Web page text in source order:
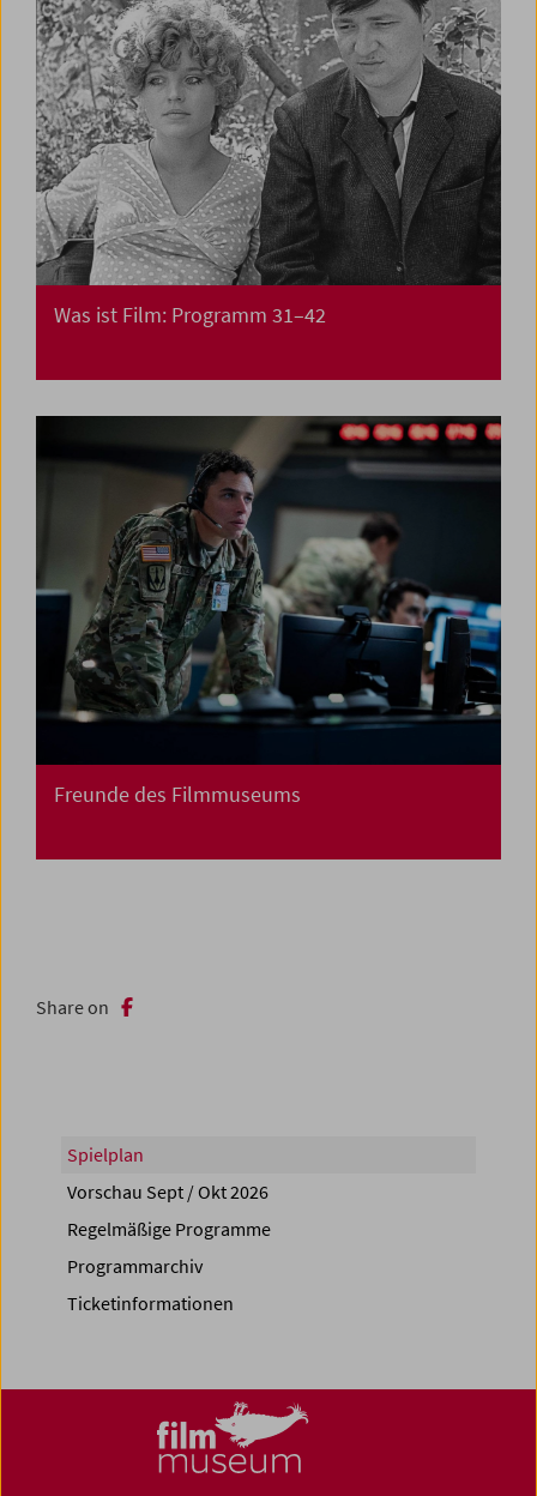
Was ist Film: Programm 31–42
Freunde des Filmmuseums
Share on
Spielplan
Vorschau Sept / Okt 2026
Regelmäßige Programme
Programmarchiv
Ticketinformationen